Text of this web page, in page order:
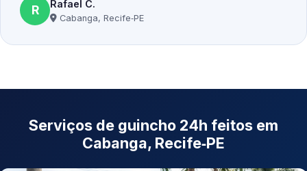
R Rafael C.
Cabanga, Recife‑PE
Serviços de guincho 24h feitos em
Cabanga, Recife‑PE